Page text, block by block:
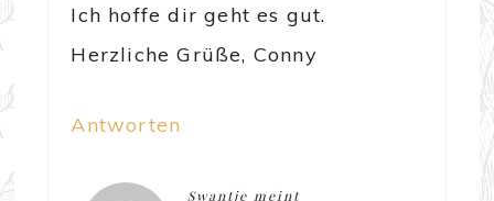
Ich hoffe dir geht es gut.
Herzliche Grüße, Conny
Antworten
Swantje meint